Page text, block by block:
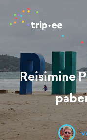
Reisimine